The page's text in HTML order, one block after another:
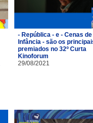
- República - e - Cenas de
Infância - são os
premiados no 32º Curta
Kinoforum
29/08/2021